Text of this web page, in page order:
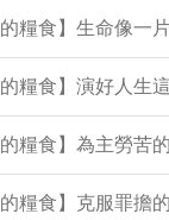
糧食】生命像一
糧食】演好人生
糧食】為主勞苦
糧食】克服罪擔